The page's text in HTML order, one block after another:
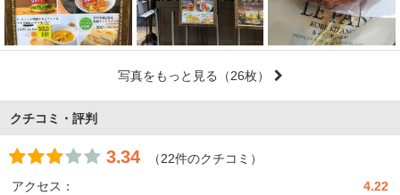
写真をもっと見る （26枚）
クチコミ・評判
3.34
（22件のクチコミ）
アクセス：
4.22